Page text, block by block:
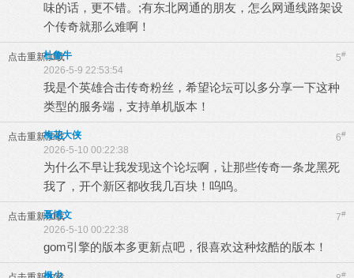
味的话，更不错。;有东北网通的朋友，怎么网通线路架设
个传奇就那么难啊！
点击重新加载 5#
杜鲁牛
2026-5-9 22:53:54
我是个英雄合击传奇粉丝，希望论坛可以多分享一下这种
类型的服务端，支持单机版本！
点击重新加载 6#
梅花大侠
2026-5-10 00:22:38
为什么不早让我发现这个论坛啊，让那些传奇一条龙黑死
我了，开个新区都收我几百块！呜呜。
点击重新加载 7#
聂博文
2026-5-10 00:22:38
gom引擎的版本多更新点吧，很喜欢这种炫酷的版本！
#
枫少